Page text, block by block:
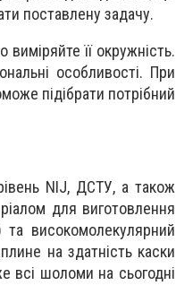
поставлену задачу.
її окружність.
особливості. При
підібрати потрібний
NIJ, ДСТУ, а також
для виготовлення
високомолекулярний
на здатність каски
всі шоломи на сьогодні